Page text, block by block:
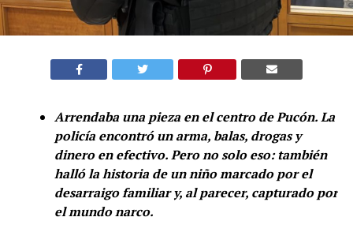
Arrendaba una pieza en el centro de Pucón. La
policía encontró un arma, balas, drogas y
dinero en efectivo. Pero no solo eso: también
halló la historia de un niño marcado por el
desarraigo familiar y, al parecer, capturado por
el mundo narco.